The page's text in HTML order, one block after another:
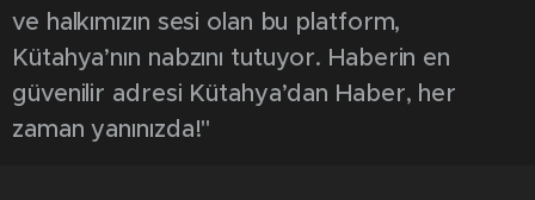
ve halkımızın sesi olan bu platform,
Kütahya’nın nabzını tutuyor. Haberin en
güvenilir adresi Kütahya’dan Haber, her
zaman yanınızda!"